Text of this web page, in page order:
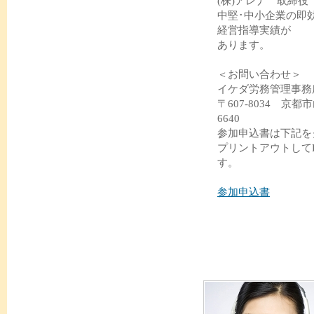
中堅･中小企業の即
経営指導実績が
あります。
＜お問い合わせ＞
イケダ労務管理事
〒607-8034 京都
6640
参加申込書は下記
プリントアウトし
す。
参加申込書